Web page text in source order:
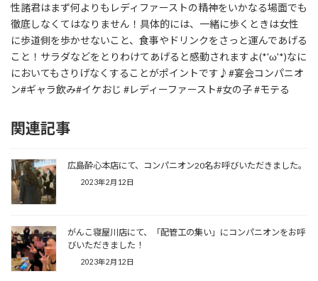
性諸君はまず何よりもレディファーストの精神をいかなる場面でも
徹底しなくてはなりません！具体的には、一緒に歩くときは女性
に歩道側を歩かせないこと、食事やドリンクをさっと運んであげる
こと！サラダなどをとりわけてあげると感動されますよ(*'ω'*)なに
においてもさりげなくすることがポイントです♪#宴会コンパニオ
ン#ギャラ飲み#イケおじ #レディーファースト#女の子 #モテる
関連記事
広島酔心本店にて、コンパニオン20名お呼びいただきました。
2023年2月12日
がんこ寝屋川店にて、「配管工の集い」にコンパニオンをお呼
びいただきました！
2023年2月12日